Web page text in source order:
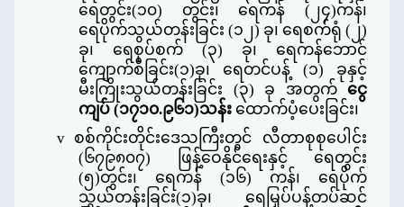
ရေတွင်း(၁၀) တွင်း၊ ရေကန် ( ၂၄)ကန်၊
ရေပိုက်သွယ်တန်းခြင်း (၁၂) ခု၊ ရေစက်ရုံ ( ၂)
ခု၊ ရေစုပ်စက် (၃) ခု၊ ရေကန်ဘောင်
ကျောက်စီခြင်း(၁)ခု၊ ရေတင်ပန့် (၁) ခုနှင့်
မီးကြိုးသွယ်တန်းခြင်း (၃) ခု အတွက် ငွေ
ကျပ် (၁၇၁၀.၉၆၁)သန်း ထောက်ပံ့ပေးခြင်း၊
v စစ်ကိုင်းတိုင်းဒေသကြီးတွင် လီတာစုစုပေါင်း
(၆၇၉၈၀၇)
ဖြန့်ဝေနိုင်ရေးနှင့် ရေတွင်း
(၅)တွင်း၊ ရေကန် (၁၆) ကန်၊ ရေပိုက်
သွယ်တန်းခြင်း(၁)ခု၊ ရေမြှပ်ပန့်တပ်ဆင်